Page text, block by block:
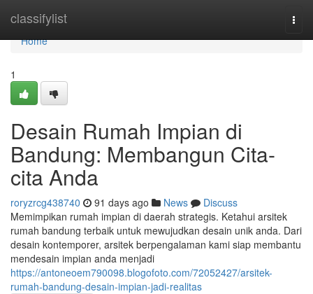
classifylist
Home
Home
1
Desain Rumah Impian di
Bandung: Membangun Cita-
cita Anda
roryzrcg438740 91 days ago News
Discuss
Memimpikan rumah impian di daerah strategis. Ketahui arsitek
rumah bandung terbaik untuk mewujudkan desain unik anda. Dari
desain kontemporer, arsitek berpengalaman kami siap membantu
mendesain impian anda menjadi
https://antoneoem790098.blogofoto.com/72052427/arsitek-
rumah-bandung-desain-impian-jadi-realitas